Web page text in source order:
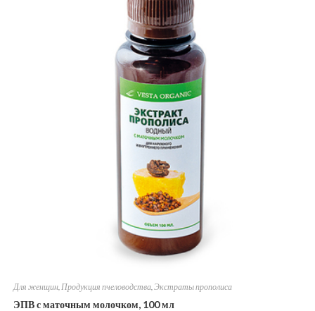
Для женщин, Продукция пчеловодства, Экстраты прополиса
ЭПВ с маточным молочком, 100 мл